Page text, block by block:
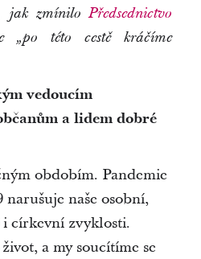
jak zmíniloPředsednictvo
„po této cestě kráčíme
vedoucím
a lidem dobré
obdobím. Pandemie
naše osobní,
církevní zvyklosti.
a my soucítíme se